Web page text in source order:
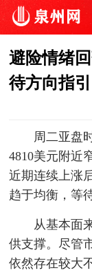
避险情绪
待方向指引
周二亚盘
4810美元附近
近期连续上涨
趋于均衡，等
从基本面
供支撑。尽管
依然存在较大